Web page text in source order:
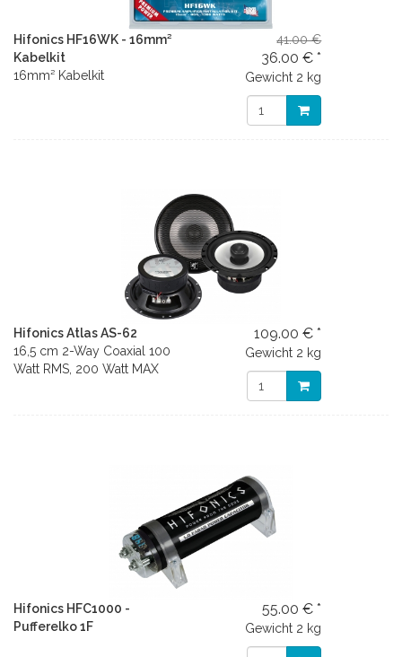
Hifonics HF16WK - 16mm²
Kabelkit
16mm² Kabelkit
41.00 €
36.00 € *
Gewicht 2 kg
Hifonics Atlas AS-62
16,5 cm 2-Way Coaxial 100
Watt RMS, 200 Watt MAX
109.00 € *
Gewicht 2 kg
Hifonics HFC1000 -
Pufferelko 1F
55.00 € *
Gewicht 2 kg